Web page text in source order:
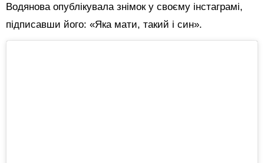
Водянова опублікувала знімок у своєму інстаграмі,
підписавши його: «Яка мати, такий і син».